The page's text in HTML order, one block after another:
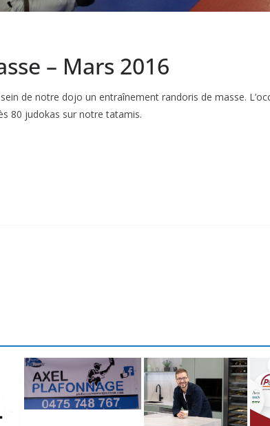
– Mars 2016
de notre dojo un entraînement randoris de masse.
80 judokas sur notre tatamis.